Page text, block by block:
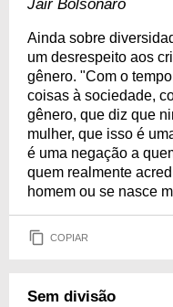
Jair Bolsonaro
Ainda sobre
um desrespeito aos
gênero. "Com o
coisas à sociedade,
gênero, que diz que
mulher, que isso é
é uma negação a
quem realmente
homem ou se nasce
COPIAR
Sem divisão